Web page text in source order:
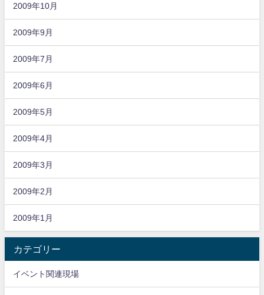
2009年10月
2009年9月
2009年7月
2009年6月
2009年5月
2009年4月
2009年3月
2009年2月
2009年1月
カテゴリー
イベント関連現場